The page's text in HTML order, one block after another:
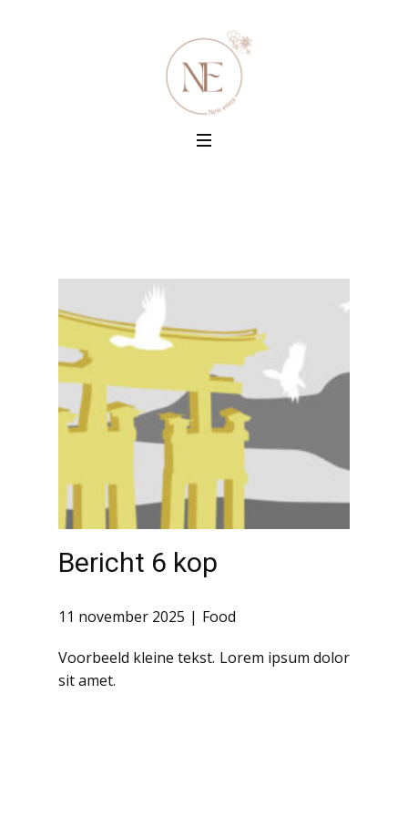
Bericht 6 kop
11 november 2025 Food
Voorbeeld kleine tekst. Lorem ipsum dolor
sit amet.